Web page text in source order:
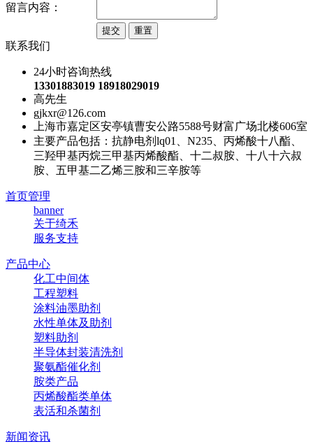
留言内容：
联系我们
24小时咨询热线
13301883019 18918029019
高先生
gjkxr@126.com
上海市嘉定区安亭镇曹安公路5588号财富广场北楼606室
主要产品包括：抗静电剂lq01、N235、丙烯酸十八酯、
三羟甲基丙烷三甲基丙烯酸酯、十二叔胺、十八十六叔
胺、五甲基二乙烯三胺和三辛胺等
首页管理
banner
关于绮禾
服务支持
产品中心
化工中间体
工程塑料
涂料油墨助剂
水性单体及助剂
塑料助剂
半导体封装清洗剂
聚氨酯催化剂
胺类产品
丙烯酸酯类单体
表活和杀菌剂
新闻资讯